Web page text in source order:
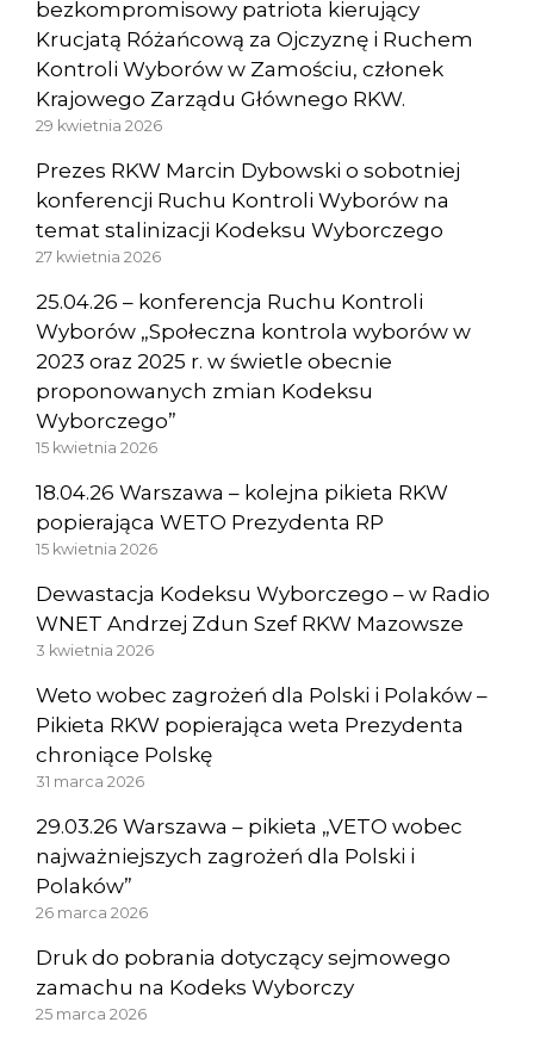
bezkompromisowy patriota kierujący
Krucjatą Różańcową za Ojczyznę i Ruchem
Kontroli Wyborów w Zamościu, członek
Krajowego Zarządu Głównego RKW.
29 kwietnia 2026
Prezes RKW Marcin Dybowski o sobotniej
konferencji Ruchu Kontroli Wyborów na
temat stalinizacji Kodeksu Wyborczego
27 kwietnia 2026
25.04.26 – konferencja Ruchu Kontroli
Wyborów „Społeczna kontrola wyborów w
2023 oraz 2025 r. w świetle obecnie
proponowanych zmian Kodeksu
Wyborczego”
15 kwietnia 2026
18.04.26 Warszawa – kolejna pikieta RKW
popierająca WETO Prezydenta RP
15 kwietnia 2026
Dewastacja Kodeksu Wyborczego – w Radio
WNET Andrzej Zdun Szef RKW Mazowsze
3 kwietnia 2026
Weto wobec zagrożeń dla Polski i Polaków –
Pikieta RKW popierająca weta Prezydenta
chroniące Polskę
31 marca 2026
29.03.26 Warszawa – pikieta „VETO wobec
najważniejszych zagrożeń dla Polski i
Polaków”
26 marca 2026
Druk do pobrania dotyczący sejmowego
zamachu na Kodeks Wyborczy
25 marca 2026